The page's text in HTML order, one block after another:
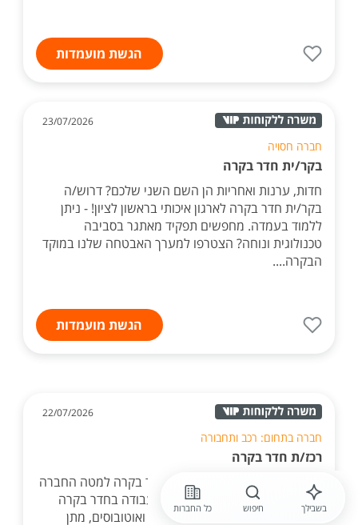
הגשת מועמדות
23/07/2026
חברה חסויה
בקר/ית חדר בקרה
חדות, ערנות ואחריות הן השם השני שלכם? דרוש/ה
בקר/ית חדר בקרה לארגון איכותי בראשון לציון! - ניתן
ללמוד בעמדה. מחפשים תפקיד מאתגר בסביבה
טכנולוגית ונוחה? הצטרפו למערך האבטחה שלנו במוקד
הבקרה....
הגשת מועמדות
22/07/2026
חברה בתחום: רכב ותחבורה
רכז/ת חדר בקרה
תחבורה ציבורית מגייסת רכז/ת חדר בקרה למטה החברה
בעזריאלי חולון במסגרת התפקיד: עבודה בחדר בקרה
תפעולי הכוללת ניטור פעילות קווים ואוטובוסים, מתן
בשבילך חיפוש כל החברות